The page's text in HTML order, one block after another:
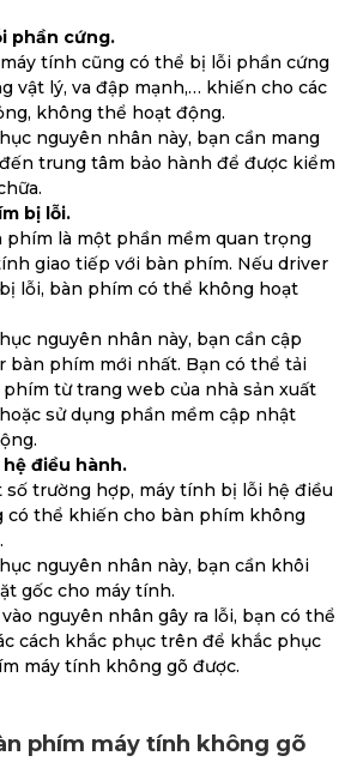
phần cứng.
tính cũng có thể bị lỗi phần cứng
vật lý, va đập mạnh,… khiến cho các
không thể hoạt động.
nguyên nhân này, bạn cần mang
trung tâm bảo hành để được kiểm
bị lỗi.
phím là một phần mềm quan trọng
giao tiếp với bàn phím. Nếu driver
lỗi, bàn phím có thể không hoạt
nguyên nhân này, bạn cần cập
bàn phím mới nhất. Bạn có thể tải
từ trang web của nhà sản xuất
sử dụng phần mềm cập nhật
điều hành.
số trường hợp, máy tính bị lỗi hệ điều
có thể khiến cho bàn phím không
nguyên nhân này, bạn cần khôi
gốc cho máy tính.
nguyên nhân gây ra lỗi, bạn có thể
cách khắc phục trên để khắc phục
máy tính không gõ được.
phím máy tính không gõ